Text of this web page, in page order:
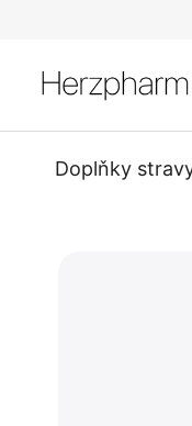
Doplňky